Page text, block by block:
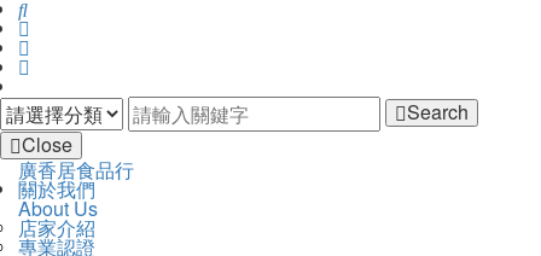
Search
Close
廣香居食品行廣
開
啟
主
選
主
導
覽
關於我們
About Us
店家介紹
專業認證